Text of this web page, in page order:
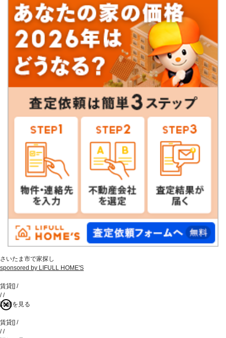
さいたま市で家探し
sponsored by LIFULL HOME'S
賃貸[] /
//
詳細を見る
賃貸[] /
//